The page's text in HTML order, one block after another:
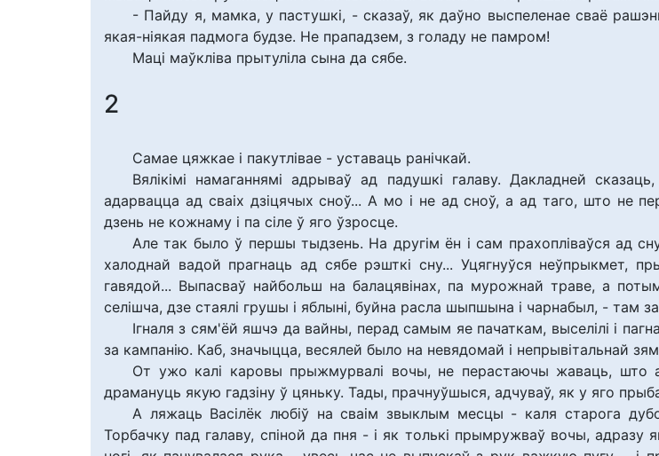
- Пайду я, мамка, у пастушкі, - сказаў, як даўно выспеленае сваё
якая-ніякая падмога будзе. Не прападзем, з голаду не памром!
Маці маўкліва прытуліла сына да сябе.
2
Самае цяжкае і пакутлівае - уставаць ранічкай.
Вялікімі намаганнямі адрываў ад падушкі галаву. Дакладней
адарвацца ад сваіх дзіцячых сноў... А мо і не ад сноў, а ад таго, што не
дзень не кожнаму і па сіле ў яго ўзросце.
Але так было ў першы тыдзень. На другім ён і сам прахопліваўся ад
халоднай вадой прагнаць ад сябе рэшткі сну... Уцягнуўся неўпрыкмет,
гавядой... Выпасваў найбольш на балацявінах, па мурожнай траве, а
селішча, дзе стаялі грушы і яблыні, буйна расла шыпшына і чарнабыл, - там
Ігналя з сям'ёй яшчэ да вайны, перад самым яе пачаткам, выселілі і
за кампанію. Каб, значыцца, весялей было на невядомай і непрывітальнай
От ужо калі каровы прыжмурвалі вочы, не перастаючы жаваць, што
драмануць якую гадзіну ў цяньку. Тады, прачнуўшыся, адчуваў, як у яго
А ляжаць Васілёк любіў на сваім звыклым месцы - каля старога
Торбачку пад галаву, спіной да пня - і як толькі прымружваў вочы, адразу